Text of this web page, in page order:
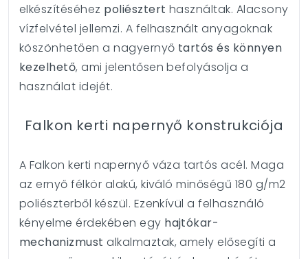
elkészítéséhez poliésztert használtak. Alacsony
vízfelvétel jellemzi. A felhasznált anyagoknak
köszönhetően a nagyernyő tartós és könnyen
kezelhető, ami jelentősen befolyásolja a
használat idejét.
Falkon kerti napernyő konstrukciója
A Falkon kerti napernyő váza tartós acél. Maga
az ernyő félkör alakú, kiváló minőségű 180 g/m2
poliészterből készül. Ezenkívül a felhasználó
kényelme érdekében egy hajtókar-
mechanizmust alkalmaztak, amely elősegíti a